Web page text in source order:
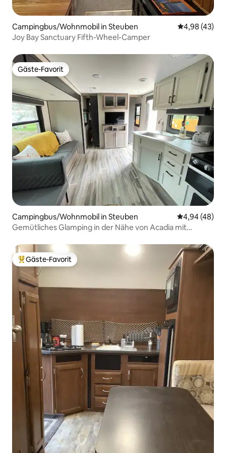
Campingbus/Wohnmobil in Steuben
4,98 (43)
Joy Bay Sanctuary Fifth-Wheel-Camper
Gäste-Favorit
Gäste-Favorit
Campingbus/Wohnmobil in Steuben
4,94 (48)
Gemütliches Glamping in der Nähe von Acadia mit
Beliebter Gäste-Favorit.
Gäste-Favorit